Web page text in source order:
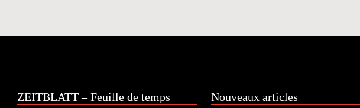
ZEITBLATT – Feuille de temps Nouveaux articles